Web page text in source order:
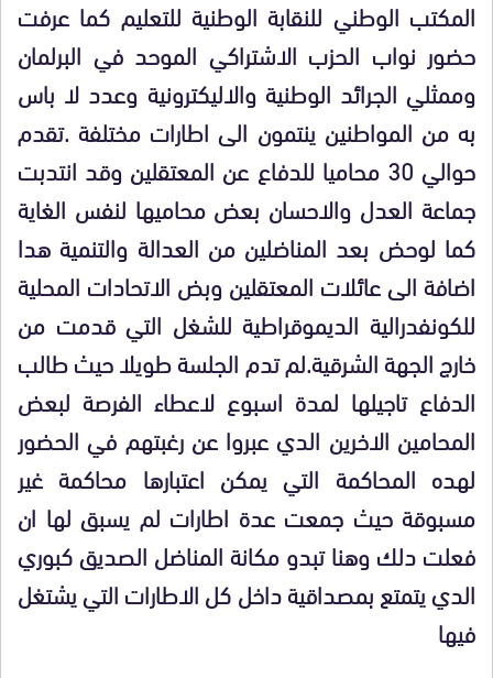
المكتب الوطني للنقابة الوطنية للتعليم كما عرفت
حضور نواب الحزب الاشتراكي الموحد في البرلمان
وممثلي الجرائد الوطنية والاليكترونية وعدد لا باس
به من المواطنين ينتمون الى اطارات مختلفة .تقدم
حوالي 30 محاميا للدفاع عن المعتقلين وقد انتدبت
جماعة العدل والاحسان بعض محاميها لنفس الغاية
كما لوحض بعد المناضلين من العدالة والتنمية هدا
اضافة الى عائلات المعتقلين وبض الاتحادات المحلية
للكونفدرالية الديموقراطية للشغل التي قدمت من
خارج الجهة الشرقية.لم تدم الجلسة طويلا حيث طالب
الدفاع تاجيلها لمدة اسبوع لاعطاء الفرصة لبعض
المحامين الاخرين الدي عبروا عن رغبتهم في الحضور
لهده المحاكمة التي يمكن اعتبارها محاكمة غير
مسبوقة حيث جمعت عدة اطارات لم يسبق لها ان
فعلت دلك وهنا تبدو مكانة المناضل الصديق كبوري
الدي يتمتع بمصداقية داخل كل الاطارات التي يشتغل
فيها